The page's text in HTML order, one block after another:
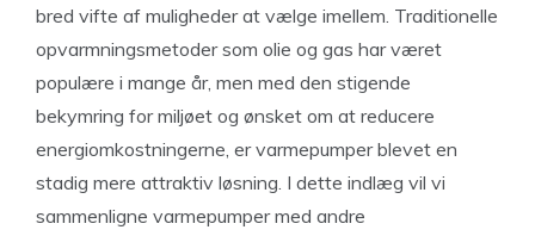
bred vifte af muligheder at vælge imellem. Traditionelle
opvarmningsmetoder som olie og gas har været
populære i mange år, men med den stigende
bekymring for miljøet og ønsket om at reducere
energiomkostningerne, er varmepumper blevet en
stadig mere attraktiv løsning. I dette indlæg vil vi
sammenligne varmepumper med andre